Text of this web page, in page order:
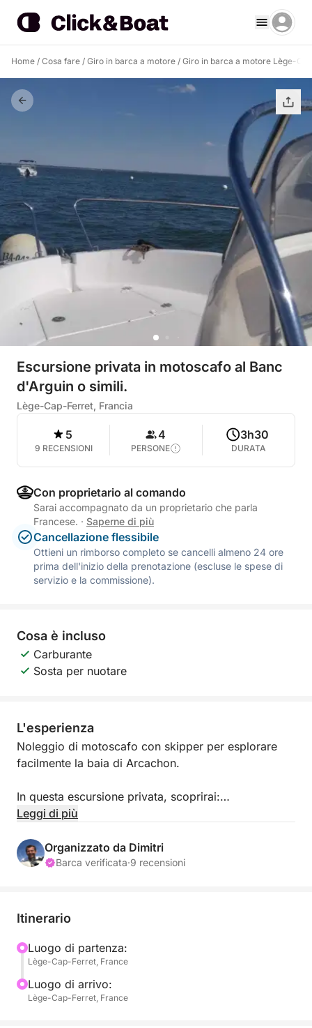
Home / Cosa fare / Giro in barca a motore / Giro in barca a motore Lège-
Escursione privata in motoscafo al Banc
d'Arguin o simili.
Lège-Cap-Ferret, Francia
5
9 RECENSIONI
4
PERSONE
3h30
DURATA
Con proprietario al comando
Sarai accompagnato da un proprietario che parla
Francese. · Saperne di più
Cancellazione flessibile
Ottieni un rimborso completo se cancelli almeno 24 ore
prima dell'inizio della prenotazione (escluse le spese di
servizio e la commissione).
Cosa è incluso
Carburante
Sosta per nuotare
L'esperienza
Noleggio di motoscafo con skipper per esplorare
facilmente la baia di Arcachon.
In questa escursione privata, scoprirai:
meteorologiche e di marea)
- Magnifici banchi di sabbia nel cuore della baia di
- Una sosta per nuotare al Banc de la Vigne o in una
Importante: Per motivi di sicurezza, l'uso del
giubbotto di salvataggio (fornito) è obbligatorio per
i minori di 16 anni.
Leggi di più
Organizzato da Dimitri
Barca verificata·9 recensioni
Itinerario
Luogo di partenza:
Lège-Cap-Ferret, France
Luogo di arrivo:
Lège-Cap-Ferret, France